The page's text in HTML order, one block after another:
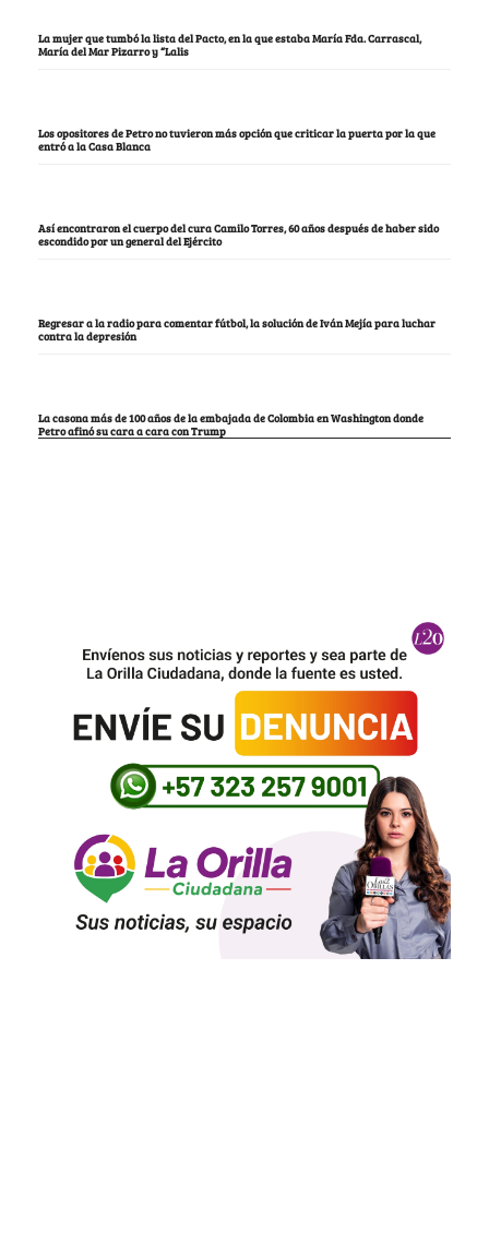
La mujer que tumbó la lista del Pacto, en la que estaba María Fda. Carrascal,
María del Mar Pizarro y “Lalis
Los opositores de Petro no tuvieron más opción que criticar la puerta por la que
entró a la Casa Blanca
Así encontraron el cuerpo del cura Camilo Torres, 60 años después de haber sido
escondido por un general del Ejército
Regresar a la radio para comentar fútbol, la solución de Iván Mejía para luchar
contra la depresión
La casona más de 100 años de la embajada de Colombia en Washington donde
Petro afinó su cara a cara con Trump